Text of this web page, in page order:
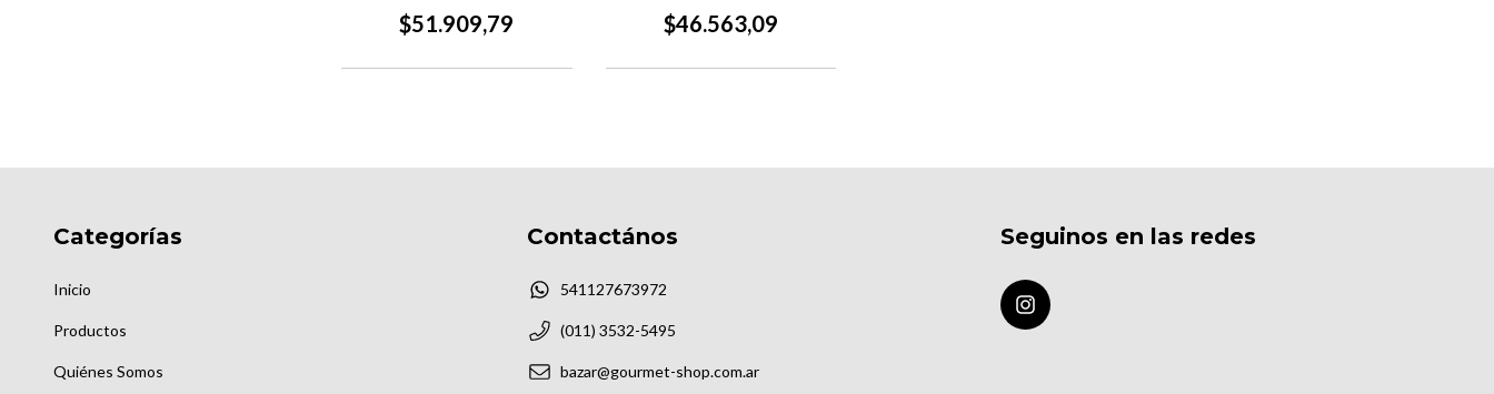
$51.909,79 $46.563,09
Categorías
Inicio
Productos
Quiénes Somos
Contactános
541127673972
(011) 3532-5495
bazar@gourmet-shop.com.ar
Seguinos en las redes